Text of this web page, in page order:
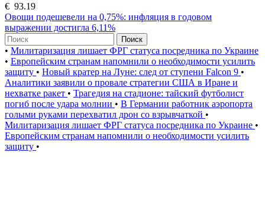
€ 93.19
Овощи подешевели на 0,75%: инфляция в годовом
выражении достигла 6,11%
Поиск
• Милитаризация лишает ФРГ статуса посредника по Украине
• Европейским странам напомнили о необходимости усилить
защиту • Новый кратер на Луне: след от ступени Falcon 9 •
Аналитики заявили о провале стратегии США в Иране и
нехватке ракет • Трагедия на стадионе: тайский футболист
погиб после удара молнии • В Германии работник аэропорта
голыми руками перехватил дрон со взрывчаткой •
Милитаризация лишает ФРГ статуса посредника по Украине •
Европейским странам напомнили о необходимости усилить
защиту •